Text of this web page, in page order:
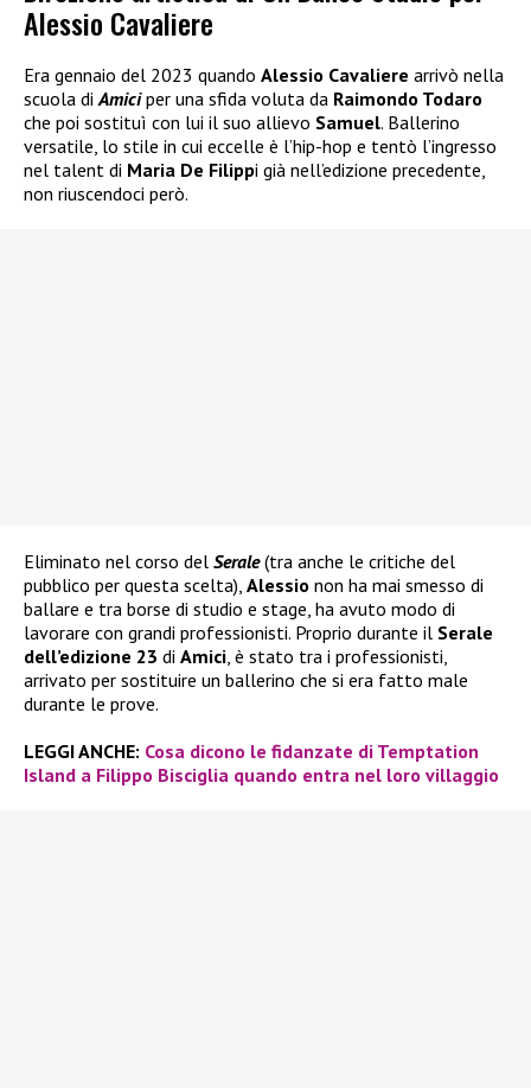
Alessio Cavaliere
Era gennaio del 2023 quando Alessio Cavaliere arrivò nella
scuola diAmiciper una sfida voluta da Raimondo Todaro
che poi sostituì con lui il suo allievo Samuel. Ballerino
versatile, lo stile in cui eccelle è l’hip-hop e tentò l’ingresso
nel talent di Maria De Filippi già nell’edizione precedente,
non riuscendoci però.
Eliminato nel corso del Serale(tra anche le critiche del
pubblico per questa scelta), Alessio non ha mai smesso di
ballare e tra borse di studio e stage, ha avuto modo di
lavorare con grandi professionisti. Proprio durante il Serale
dell’edizione 23 di Amici, è stato tra i professionisti,
arrivato per sostituire un ballerino che si era fatto male
durante le prove.
LEGGI ANCHE: Cosa dicono le fidanzate di Temptation
Island a Filippo Bisciglia quando entra nel loro villaggio